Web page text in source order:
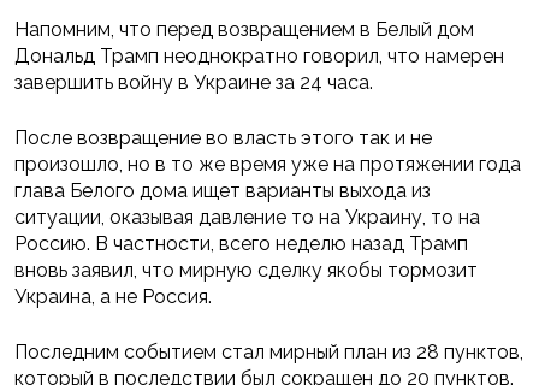
Напомним, что перед возвращением в Белый дом
Дональд Трамп неоднократно говорил, что намерен
завершить войну в Украине за 24 часа.
После возвращение во власть этого так и не
произошло, но в то же время уже на протяжении года
глава Белого дома ищет варианты выхода из
ситуации, оказывая давление то на Украину, то на
Россию. В частности, всего неделю назад Трамп
вновь заявил, что мирную сделку якобы тормозит
Украина, а не Россия.
Последним событием стал мирный план из 28 пунктов,
который в последствии был сокращен до 20 пунктов.